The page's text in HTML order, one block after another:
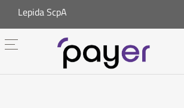
Lepida ScpA